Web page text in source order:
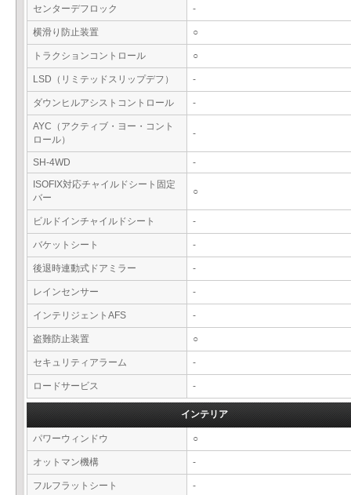
センターデフロック -
横滑り防止装置 ○
トラクションコントロール ○
LSD（リミテッドスリップデフ） -
ダウンヒルアシストコントロール -
AYC（アクティブ・ヨー・コント
ロール）
-
SH-4WD
-
ISOFIX対応チャイルドシート固定
バー
○
ビルドインチャイルドシート -
バケットシート -
後退時連動式ドアミラー -
レインセンサー -
インテリジェントAFS -
盗難防止装置 ○
セキュリティアラーム -
ロードサービス -
インテリア
パワーウィンドウ ○
オットマン機構 -
フルフラットシート -